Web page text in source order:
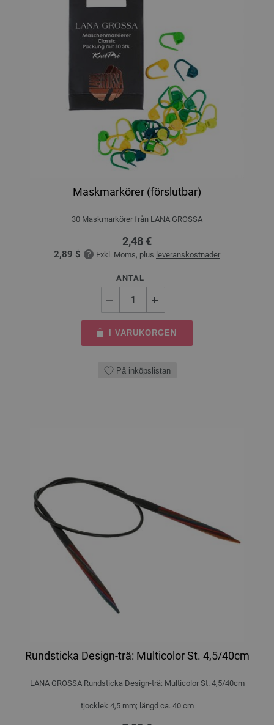
Maskmarkörer (förslutbar)
30 Maskmarkörer från LANA GROSSA
2,48 €
2,89 $ Exkl. Moms, plus leveranskostnader
ANTAL
I VARUKORGEN
På inköpslistan
Rundsticka Design-trä: Multicolor St. 4,5/40cm
LANA GROSSA Rundsticka Design-trä: Multicolor St. 4,5/40cm
tjocklek 4,5 mm; längd ca. 40 cm